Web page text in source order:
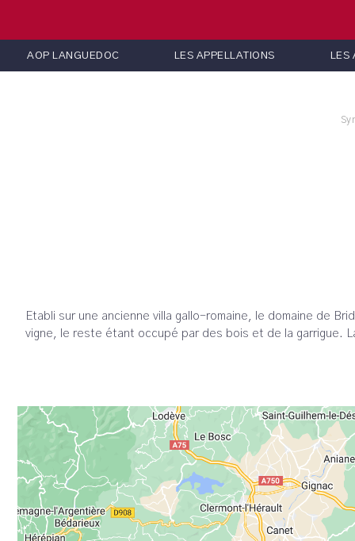
AOP LANGUEDOC LES APPELLATIONS LES
Etabli sur une ancienne villa gallo-romaine, le domaine de
vigne, le reste étant occupé par des bois et de la garrigue.